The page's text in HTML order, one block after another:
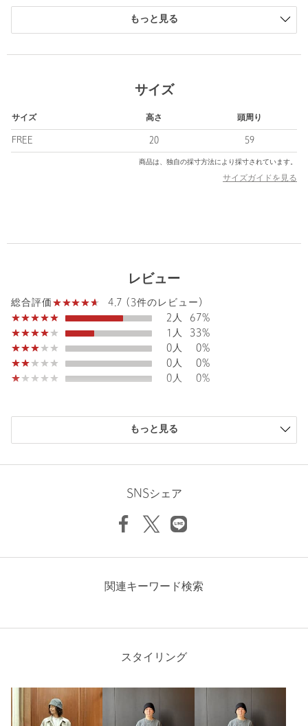
のウール混のリングヤーンを採用し、落ち着いた着こなしにも馴
ざっくりラフにかぶるだけでこなれた雰囲気を演出してくれる、
アクリル55%、ナイロン30%、ウール15%
■コーディネート
普段の着こなしにざっくりかぶるだけで、ラフでこなれた印象を
添えてくれます。
目が粗めのニットなどと合わせれば、生地感がリンクし、これか
気品のあるデザインが、洗練されたアイテムを生み出していま
す。
※商品に「取り扱い上の注意書き」、「洗濯表示」がございます
場合は、使用前に必ずご確認ください。
※商品画像は、光の当たり具合やパソコンなどの閲覧環境によ
り、実際の色味と異なって見える場合がございます。あらかじめ
【アウトレット商品のご説明】
まの状態でお送りいたします。
・返品、ご注文確定後の内容変更・追加注文はお受けできませ
が、ご購入後のアイテムについての価格変更はお受けいたしかね
・"不良品"、"ご注文内容と異なる商品"が到着した場合は、お客様
換対応いたします。なお、セールアイテムのため、お品切れの場
商品詳細
もっと見る
サイズ
サイズ 高さ 頭周り
FREE 20 59
商品は、独自の採寸方法により採寸されています。
サイズガイドを見る
レビュー
総合評価
4.7 (3件のレビュー)
2人
67%
1人
33%
0人
0%
0人
0%
0人
0%
素材感良く被り心地良さそうでしたが、私には大きめでサイズ
ニックネーム： km
もっと見る
SNSシェア
関連キーワード検索
スタイリング